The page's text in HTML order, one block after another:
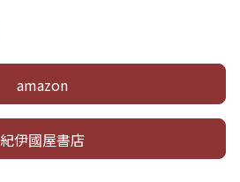
amazon
紀伊國屋書店